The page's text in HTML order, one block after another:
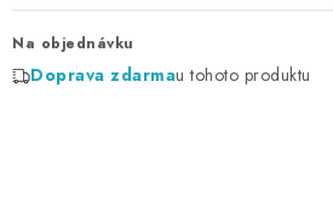
Na objednávku
Doprava zdarmau tohoto produktu